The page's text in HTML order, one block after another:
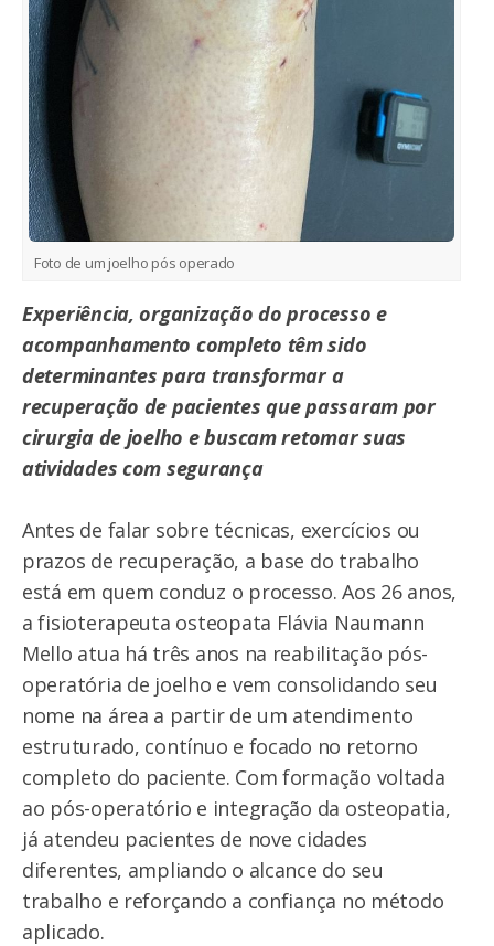
Foto de um joelho pós operado
Experiência, organização do processo e
acompanhamento completo têm sido
determinantes para transformar a
recuperação de pacientes que passaram por
cirurgia de joelho e buscam retomar suas
atividades com segurança
Antes de falar sobre técnicas, exercícios ou
prazos de recuperação, a base do trabalho
está em quem conduz o processo. Aos 26 anos,
a fisioterapeuta osteopata Flávia Naumann
Mello atua há três anos na reabilitação pós-
operatória de joelho e vem consolidando seu
nome na área a partir de um atendimento
estruturado, contínuo e focado no retorno
completo do paciente. Com formação voltada
ao pós-operatório e integração da osteopatia,
já atendeu pacientes de nove cidades
diferentes, ampliando o alcance do seu
trabalho e reforçando a confiança no método
aplicado.